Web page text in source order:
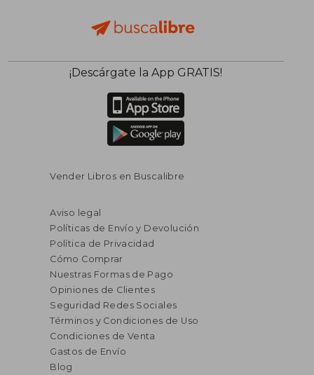
¡Descárgate la App GRATIS!
Vender Libros en Buscalibre
Aviso legal
Políticas de Envío y Devolución
Política de Privacidad
Cómo Comprar
Nuestras Formas de Pago
Opiniones de Clientes
Seguridad Redes Sociales
Términos y Condiciones de Uso
Condiciones de Venta
Gastos de Envío
Blog